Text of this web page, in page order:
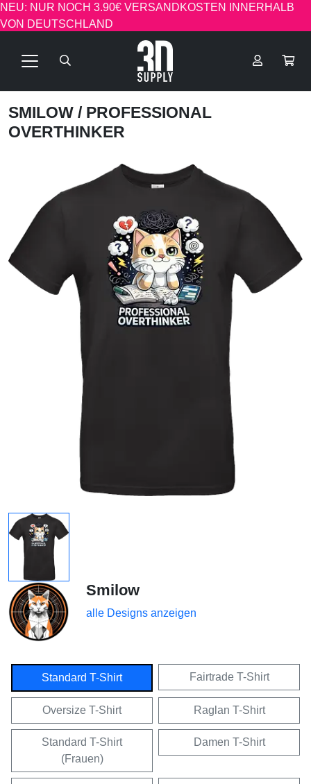
NEU: NUR NOCH 3.90€ VERSANDKOSTEN INNERHALB
VON DEUTSCHLAND
SMILOW / PROFESSIONAL
OVERTHINKER
Smilow
alle Designs anzeigen
Standard T-Shirt Fairtrade T-Shirt
Oversize T-Shirt Raglan T-Shirt
Standard T-Shirt
(Frauen)
Damen T-Shirt